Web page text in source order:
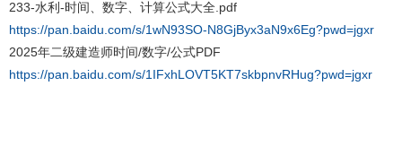
233-水利-时间、数字、计算公式大全.pdf
https://pan.baidu.com/s/1wN93SO-N8GjByx3aN9x6Eg?pwd=jgxr
2025年二级建造师时间/数字/公式PDF
https://pan.baidu.com/s/1IFxhLOVT5KT7skbpnvRHug?pwd=jgxr